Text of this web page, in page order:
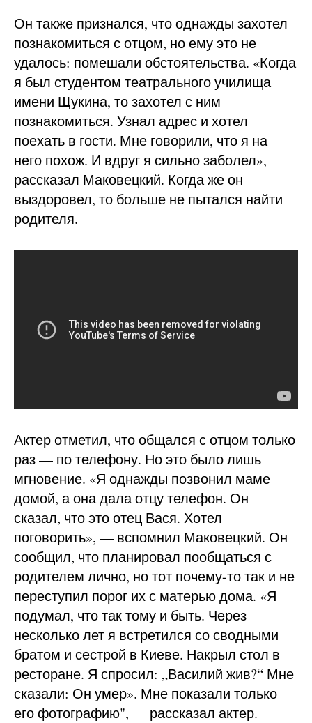
Он также признался, что однажды захотел
познакомиться с отцом, но ему это не
удалось: помешали обстоятельства. «Когда
я был студентом театрального училища
имени Щукина, то захотел с ним
познакомиться. Узнал адрес и хотел
поехать в гости. Мне говорили, что я на
него похож. И вдруг я сильно заболел», —
рассказал Маковецкий. Когда же он
выздоровел, то больше не пытался найти
родителя.
Актер отметил, что общался с отцом только
раз — по телефону. Но это было лишь
мгновение. «Я однажды позвонил маме
домой, а она дала отцу телефон. Он
сказал, что это отец Вася. Хотел
поговорить», — вспомнил Маковецкий. Он
сообщил, что планировал пообщаться с
родителем лично, но тот почему-то так и не
переступил порог их с матерью дома. «Я
подумал, что так тому и быть. Через
несколько лет я встретился со сводными
братом и сестрой в Киеве. Накрыл стол в
ресторане. Я спросил: „Василий жив?“ Мне
сказали: Он умер». Мне показали только
его фотографию", — рассказал актер.